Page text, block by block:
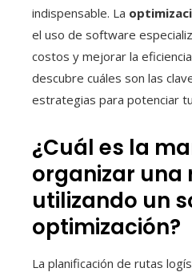
indispensable. La
el uso de software
costos y mejorar la
descubre cuáles son las
estrategias para potenciar
¿Cuál es la
organizar una
utilizando un
optimización?
La planificación de rutas